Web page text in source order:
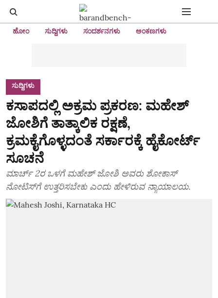
ಹೋಂ ಸುದ್ದಿಗಳು ಸಂದರ್ಶನಗಳು ಅಂಕಣಗಳು
ಸುದ್ದಿಗಳು
ಕಸಾಪದಲ್ಲಿ ಅಕ್ರಮ ಪ್ರಕರಣ: ಮಹೇಶ್‌
ಜೋಶಿಗೆ ತಾತ್ಕಾಲಿಕ ರಕ್ಷಣೆ,
ಕ್ರಮಕೈಗೊಳ್ಳದಂತೆ ಸರ್ಕಾರಕ್ಕೆ ಹೈಕೋರ್ಟ್‌
ಸೂಚನೆ
ಮಾರ್ಚ್‌ 2ರ ಒಳಗೆ ಮಹೇಶ್‌ ಜೋಶಿ ಅವರು ಶೋಕಾಸ್‌
ನೋಟಿಸ್‌ಗೆ ಉತ್ತರಿಸಬೇಕು ಎಂದು ಹೇಳಿರುವ ನ್ಯಾಯಾಲಯ.